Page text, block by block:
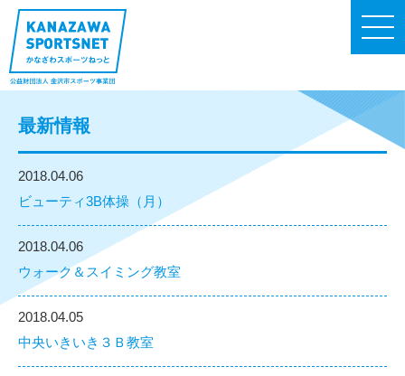
最新情報
2018.04.06
ビューティ3B体操（月）
2018.04.06
ウォーク＆スイミング教室
2018.04.05
中央いきいき３Ｂ教室